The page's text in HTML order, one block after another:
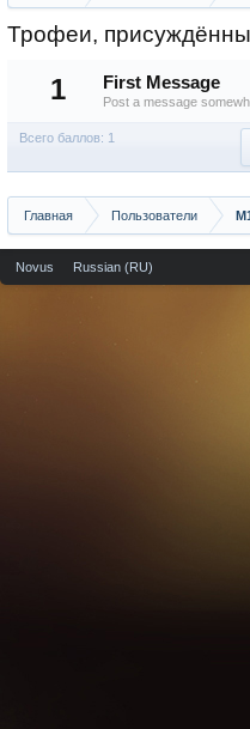
Трофеи,
1 First Message
Post a message
Всего баллов: 1
Главная Пользователи
Novus Russian (RU)